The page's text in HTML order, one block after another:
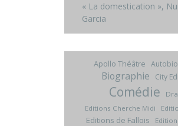
« La domestication »,
Garcia
Apollo Théâtre
Biographie City
Comédie
Editions Cherche Midi
Editions de Fallois